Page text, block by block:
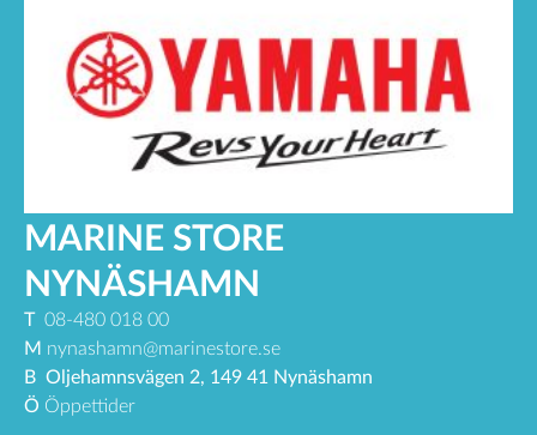
MARINE STORE
NYNÄSHAMN
T08-480 018 00
M nynashamn@marinestore.se
B Oljehamnsvägen 2, 149 41 Nynäshamn
Ö Öppettider